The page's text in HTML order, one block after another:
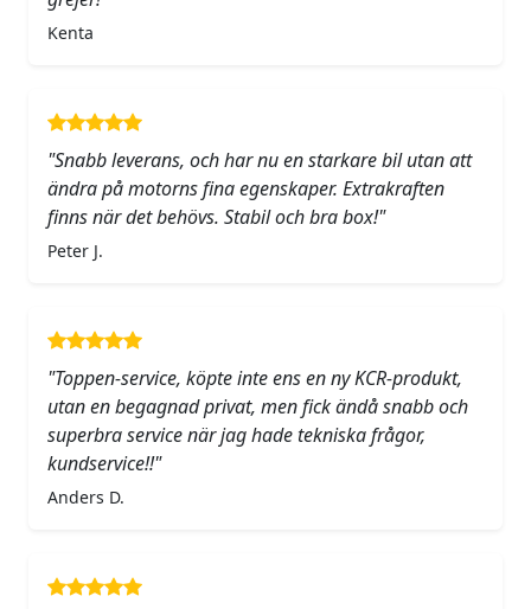
Kenta
"Snabb leverans, och har nu en starkare bil utan att
ändra på motorns fina egenskaper. Extrakraften
finns när det behövs. Stabil och bra box!"
Peter J.
"Toppen-service, köpte inte ens en ny KCR-produkt,
utan en begagnad privat, men fick ändå snabb och
superbra service när jag hade tekniska frågor,
kundservice!!"
Anders D.